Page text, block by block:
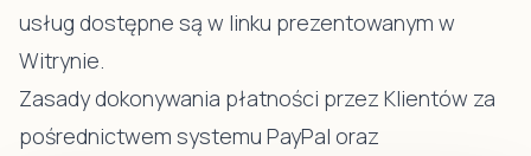
usług dostępne są w linku prezentowanym w
Witrynie.
Zasady dokonywania płatności przez Klientów za
pośrednictwem systemu PayPal oraz